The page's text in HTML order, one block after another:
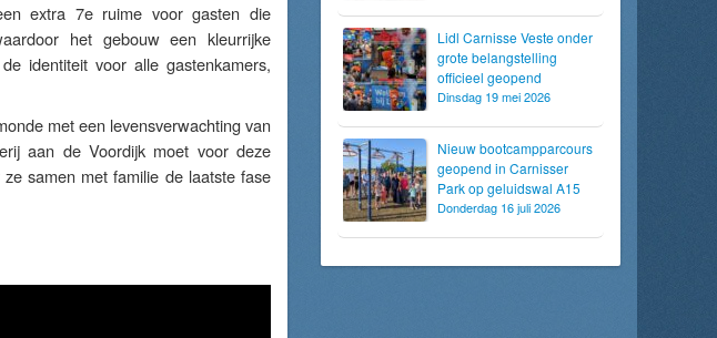
extra 7e ruime voor gasten die
het gebouw een kleurrijke
identiteit voor alle gastenkamers,
met een levensverwachting van
aan de Voordijk moet voor deze
samen met familie de laatste fase
Lidl Carnisse Veste onder
grote belangstelling
officieel geopend
Dinsdag 19 mei 2026
Nieuw bootcampparcours
geopend in Carnisser
Park op geluidswal A15
Donderdag 16 juli 2026